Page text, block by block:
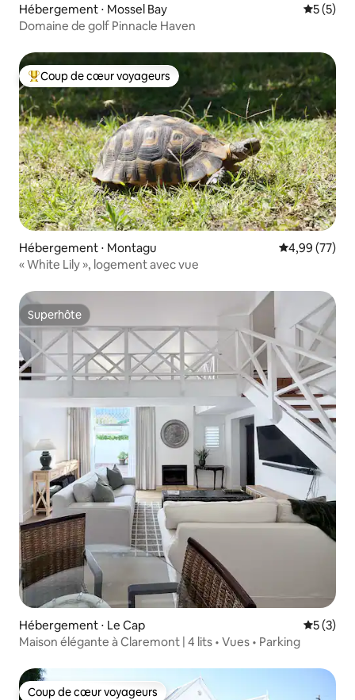
Hébergement ⋅ Mossel Bay
5 (5)
Domaine de golf Pinnacle Haven
Coups de cœur voyageurs les plus appréciés
Coup de cœur voyageurs
Hébergement ⋅ Montagu Évaluation
4,99 (77)
« White Lily », logement avec vue
Superhôte
Superhôte
Hébergement ⋅ Le Cap
5 (3)
Maison élégante à Claremont | 4 lits • Vues • Parking
Coup de cœur voyageurs